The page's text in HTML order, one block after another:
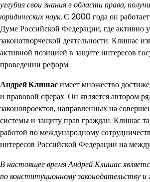
углубил свои знания в области права,
юридических наук.С 2000 года он
Думе Российской Федерации, где активно
законотворческой деятельности. Клишас
активной позицией в защите интересов
проведении реформ.
Андрей Клишасимеет множество
и правовой сферах. Он является автором
законопроектов, направленных на
системы и защиту прав граждан. Клишас
работой по международному
интересов Российской Федерации на
В настоящее время Андрей Клишас
по конституционному законодательству и